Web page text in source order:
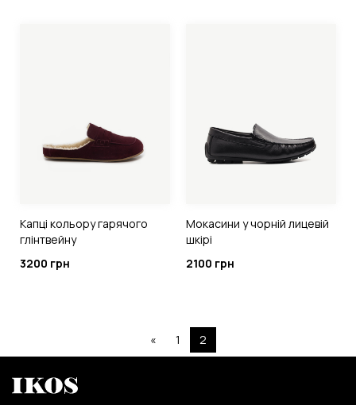
Капці кольору гарячого
глінтвейну
3200 грн
Мокасини у чорній лицевій
шкірі
2100 грн
« 1 2